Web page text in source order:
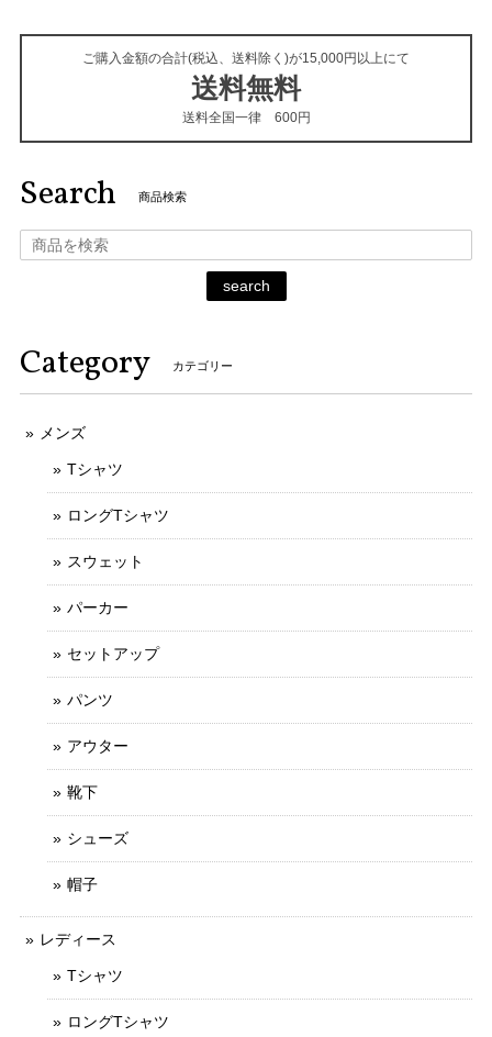
ご購入金額の合計(税込、送料除く)が15,000円以上にて
送料無料
送料全国一律 600円
Search 商品検索
search
Category カテゴリー
メンズ
Tシャツ
ロングTシャツ
スウェット
パーカー
セットアップ
パンツ
アウター
靴下
シューズ
帽子
レディース
Tシャツ
ロングTシャツ